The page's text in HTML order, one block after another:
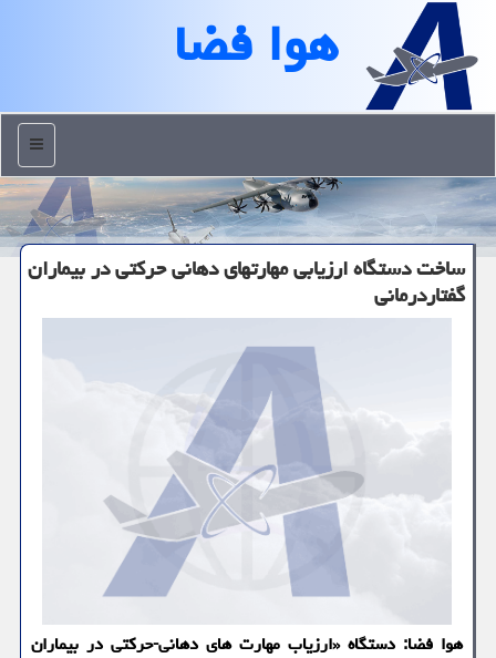
هوا فضا
منو
ساخت دستگاه ارزیابی مهارتهای دهانی حركتی در بیماران
گفتاردرمانی
هوا فضا: دستگاه «ارزیاب مهارت های دهانی-حركتی در بیماران